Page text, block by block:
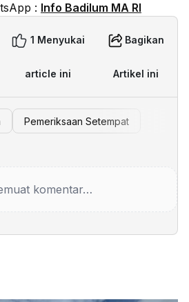
: Info Badilum MA RI
1 Menyukai
article ini
Bagikan
Artikel ini
Pemeriksaan Setempat
komentar…